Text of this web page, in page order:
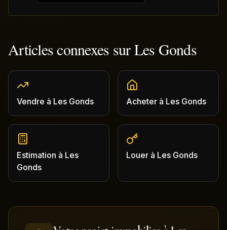
Articles connexes surLes Gonds
Vendre à Les Gonds Acheter à Les Gonds
Estimation à Les
Gonds
Louer à Les Gonds